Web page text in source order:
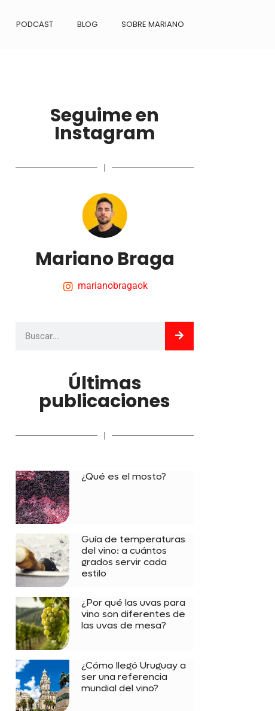
PODCAST BLOG SOBRE MARIANO
Seguime en
Instagram
|
Mariano Braga
marianobragaok
Últimas
publicaciones
|
¿Qué es el mosto?
Guía de temperaturas
del vino: a cuántos
grados servir cada
estilo
¿Por qué las uvas para
vino son diferentes de
las uvas de mesa?
¿Cómo llegó Uruguay a
ser una referencia
mundial del vino?